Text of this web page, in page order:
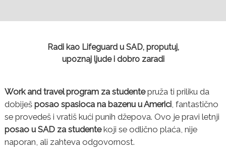
e
o
s
i
z
s
t
d
Radi kao Lifeguard u SAD, proputuj,
upoznaj ljude i dobro zaradi
Work and travel program za studentepruža ti priliku da
dobiješ posao spasioca na bazenu u Americi, fantastično
se provedeš i vratiš kući punih džepova. Ovo je pravi letnji
posao u SAD za studentekoji se odlično plaća, nije
naporan, ali zahteva odgovornost.